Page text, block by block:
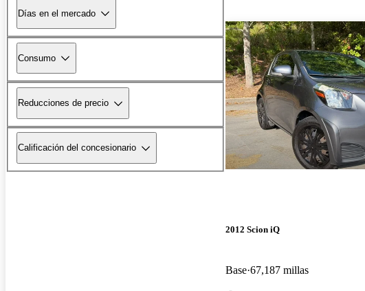
Días en el mercado
Consumo
Reducciones de precio
Calificación del concesionario
2012 Scion iQ
Base 67,187 millas